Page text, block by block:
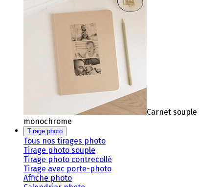
Carnet souple
monochrome
Tirage photo
Tous nos tirages photo
Tirage photo souple
Tirage photo contrecollé
Tirage avec porte-photo
Affiche photo